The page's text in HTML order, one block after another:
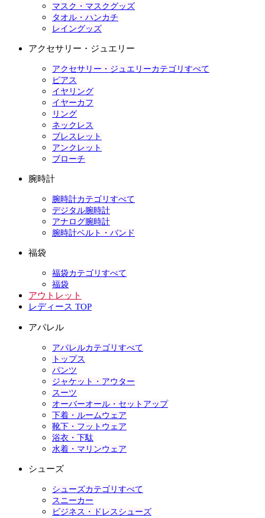
マスク・マスクグッズ
タオル・ハンカチ
レイングッズ
アクセサリー・ジュエリー
アクセサリー・ジュエリーカテゴリすべて
ピアス
イヤリング
イヤーカフ
リング
ネックレス
ブレスレット
アンクレット
ブローチ
腕時計
腕時計カテゴリすべて
デジタル腕時計
アナログ腕時計
腕時計ベルト・バンド
福袋
福袋カテゴリすべて
福袋
アウトレット
レディース TOP
アパレル
アパレルカテゴリすべて
トップス
パンツ
ジャケット・アウター
スーツ
オーバーオール・セットアップ
下着・ルームウェア
靴下・フットウェア
浴衣・下駄
水着・マリンウェア
シューズ
シューズカテゴリすべて
スニーカー
ビジネス・ドレスシューズ